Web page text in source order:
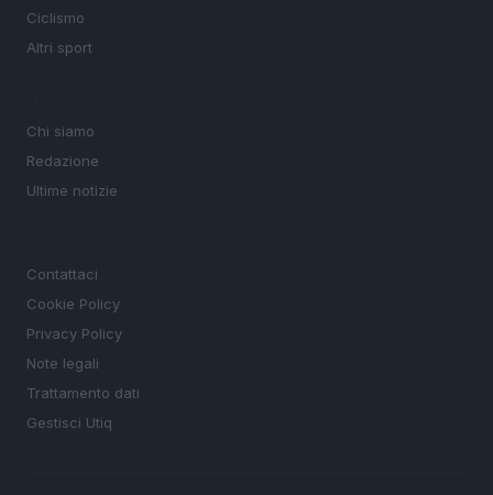
Ciclismo
Altri sport
Chi siamo
Redazione
Ultime notizie
Contattaci
Cookie Policy
Privacy Policy
Note legali
Trattamento dati
Gestisci Utiq